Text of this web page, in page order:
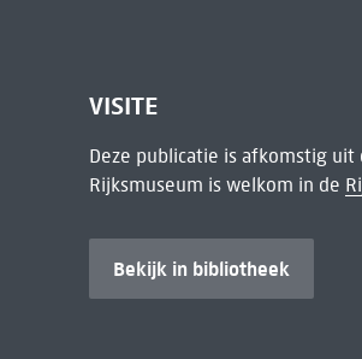
VISITE
Deze publicatie is afkomstig
Rijksmuseum is welkom in de
Bekijk in bibliotheek